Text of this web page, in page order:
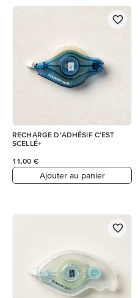
RECHARGE D’ADHÉSIF C’EST
SCELLÉ+
11,00 €
Ajouter au panier